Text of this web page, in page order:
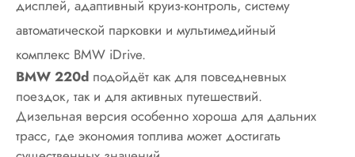
дисплей, адаптивный круиз-контроль, систему
автоматической парковки и мультимедийный
комплекс BMW iDrive.
BMW 220d подойдёт как для повседневных
поездок, так и для активных путешествий.
Дизельная версия особенно хороша для дальних
трасс, где экономия топлива может достигать